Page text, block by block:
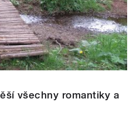
všechny romantiky a